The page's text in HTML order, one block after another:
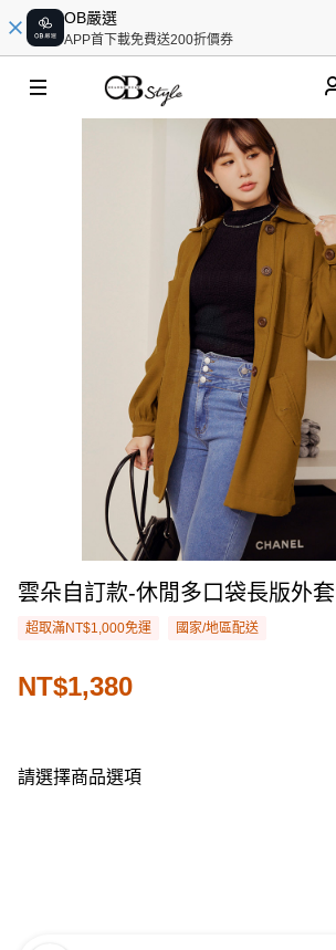
OB嚴選
APP首下載免費送200折價券
雲朵自訂款-休閒多口袋長版外套
超取滿NT$1,000免運 國家/地區配送
NT$1,380
請選擇商品選項